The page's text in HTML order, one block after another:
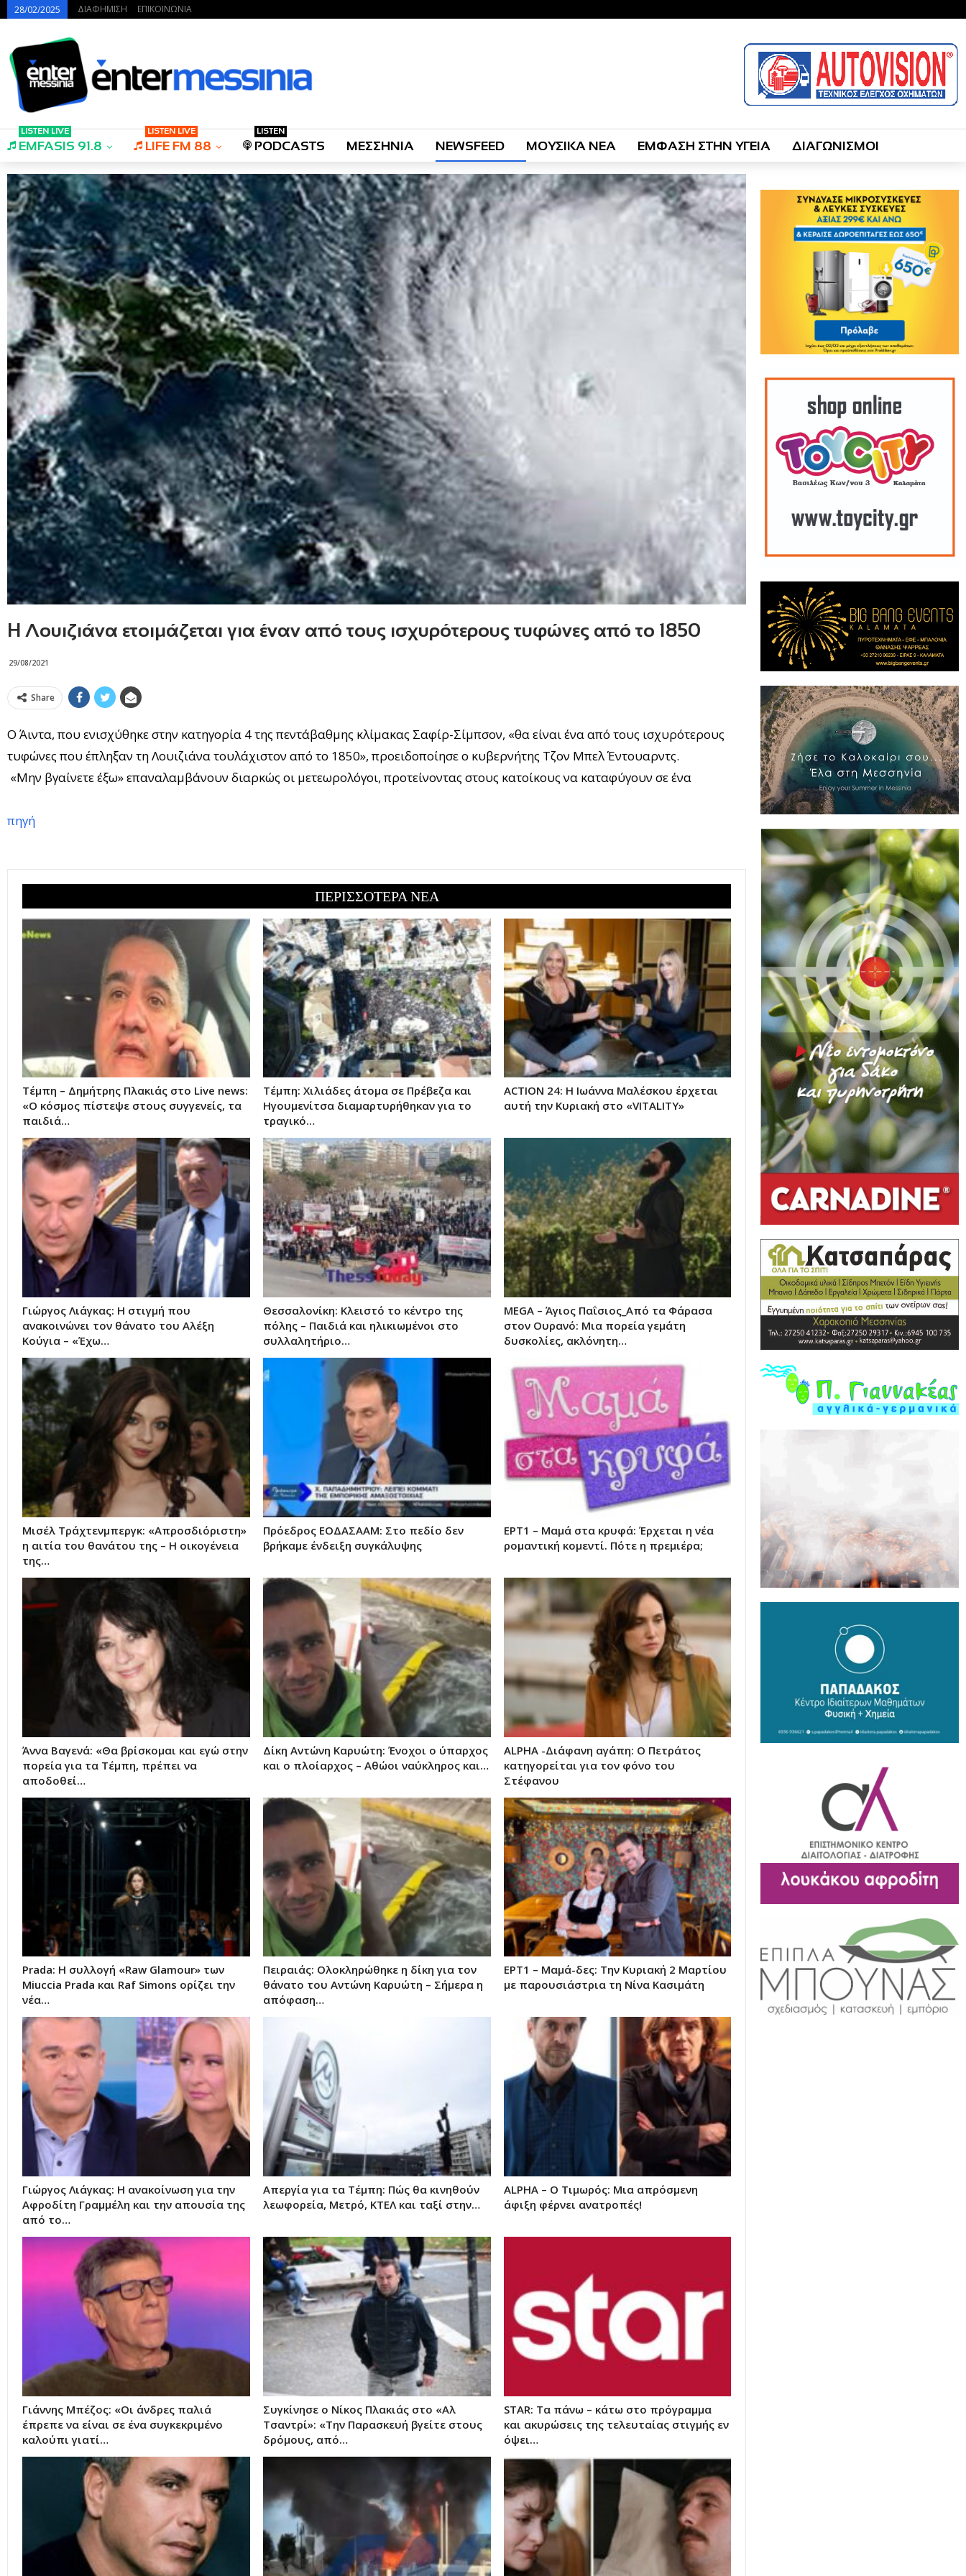
28/02/2025 ΔΙΑΦΗΜΙΣΗ ΕΠΙΚΟΙΝΩΝΙΑ
EMFASIS 91.8
LISTEN LIVE
LIFE FM 88
LISTEN LIVE
PODCASTS
LISTEN
ΜΕΣΣΗΝΙΑ NEWSFEED ΜΟΥΣΙΚΑ ΝΕΑ ΕΜΦΑΣΗ ΣΤΗΝ ΥΓΕΙΑ ΔΙΑΓΩΝΙΣΜΟΙ
H Λουιζιάνα ετοιμάζεται για έναν από τους ισχυρότερους τυφώνες από το 1850
29/08/2021
Share
Ο Άιντα, που ενισχύθηκε στην κατηγορία 4 της πεντάβαθμης κλίμακας Σαφίρ-Σίμπσον, «θα είναι ένα από τους ισχυρότερους
τυφώνες που έπληξαν τη Λουιζιάνα τουλάχιστον από το 1850», προειδοποίησε ο κυβερνήτης Τζον Μπελ Έντουαρντς.
«Μην βγαίνετε έξω» επαναλαμβάνουν διαρκώς οι μετεωρολόγοι, προτείνοντας στους κατοίκους να καταφύγουν σε ένα
πηγή
ΠΕΡΙΣΣΟΤΕΡΑ ΝΕΑ
Τέμπη – Δημήτρης Πλακιάς στο Live news:
«Ο κόσμος πίστεψε στους συγγενείς, τα
παιδιά…
Τέμπη: Χιλιάδες άτομα σε Πρέβεζα και
Ηγουμενίτσα διαμαρτυρήθηκαν για το
τραγικό…
ACTION 24: Η Ιωάννα Μαλέσκου έρχεται
αυτή την Κυριακή στο «VITALITY»
Γιώργος Λιάγκας: Η στιγμή που
ανακοινώνει τον θάνατο του Αλέξη
Κούγια – «Έχω…
Θεσσαλονίκη: Κλειστό το κέντρο της
πόλης – Παιδιά και ηλικιωμένοι στο
συλλαλητήριο…
MEGA – Άγιος Παΐσιος_Από τα Φάρασα
στον Ουρανό: Μια πορεία γεμάτη
δυσκολίες, ακλόνητη…
Μισέλ Τράχτενμπεργκ: «Απροσδιόριστη»
η αιτία του θανάτου της – Η οικογένεια
της…
Πρόεδρος ΕΟΔΑΣΑΑΜ: Στο πεδίο δεν
βρήκαμε ένδειξη συγκάλυψης
ΕΡΤ1 – Μαμά στα κρυφά: Έρχεται η νέα
ρομαντική κομεντί. Πότε η πρεμιέρα;
Άννα Βαγενά: «Θα βρίσκομαι και εγώ στην
πορεία για τα Τέμπη, πρέπει να
αποδοθεί…
Δίκη Αντώνη Καρυώτη: Ένοχοι ο ύπαρχος
και ο πλοίαρχος – Αθώοι ναύκληρος και…
ALPHA -Διάφανη αγάπη: Ο Πετράτος
κατηγορείται για τον φόνο του
Στέφανου
Prada: Η συλλογή «Raw Glamour» των
Miuccia Prada και Raf Simons ορίζει την
νέα…
Πειραιάς: Ολοκληρώθηκε η δίκη για τον
θάνατο του Αντώνη Καρυώτη – Σήμερα η
απόφαση…
ΕΡΤ1 – Μαμά-δες: Την Κυριακή 2 Μαρτίου
με παρουσιάστρια τη Νίνα Κασιμάτη
Γιώργος Λιάγκας: Η ανακοίνωση για την
Αφροδίτη Γραμμέλη και την απουσία της
από το…
Απεργία για τα Τέμπη: Πώς θα κινηθούν
λεωφορεία, Μετρό, ΚΤΕΛ και ταξί στην…
ALPHA – O Τιμωρός: Μια απρόσμενη
άφιξη φέρνει ανατροπές!
Γιάννης Μπέζος: «Οι άνδρες παλιά
έπρεπε να είναι σε ένα συγκεκριμένο
καλούπι γιατί…
Συγκίνησε ο Νίκος Πλακιάς στο «Αλ
Τσαντρί»: «Την Παρασκευή βγείτε στους
δρόμους, από…
STAR: Τα πάνω – κάτω στο πρόγραμμα
και ακυρώσεις της τελευταίας στιγμής εν
όψει…